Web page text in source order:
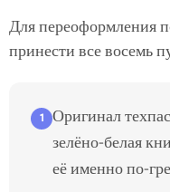
Для переоформления
принести все восемь
1 Оригинал
зелёно-белая
её именно по-